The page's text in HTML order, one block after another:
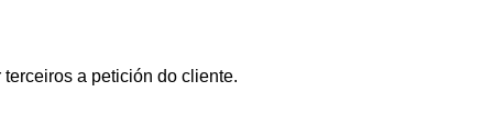
a petición do cliente.